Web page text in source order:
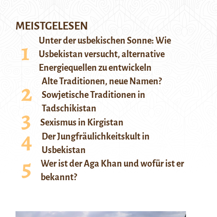
MEISTGELESEN
Unter der usbekischen Sonne: Wie
Usbekistan versucht, alternative
Energiequellen zu entwickeln
Alte Traditionen, neue Namen?
Sowjetische Traditionen in
Tadschikistan
Sexismus in Kirgistan
Der Jungfräulichkeitskult in
Usbekistan
Wer ist der Aga Khan und wofür ist er
bekannt?